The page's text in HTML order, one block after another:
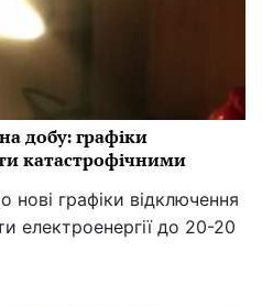
добу: графіки
катастрофічними
нові графіки відключення
електроенергії до 20-20